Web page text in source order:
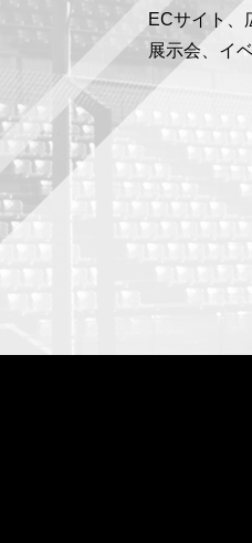
ECサイト、
展示会、イ